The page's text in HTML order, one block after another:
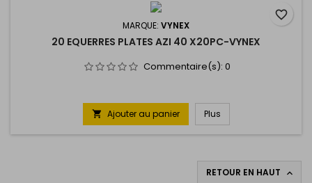
MARQUE: VYNEX
20 EQUERRES PLATES AZI 40 X20PC-VYNEX
Commentaire(s): 0
 Ajouter au panier Plus
favorite_border
RETOUR EN HAUT 